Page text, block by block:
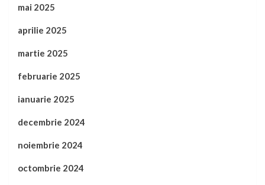
mai 2025
aprilie 2025
martie 2025
februarie 2025
ianuarie 2025
decembrie 2024
noiembrie 2024
octombrie 2024